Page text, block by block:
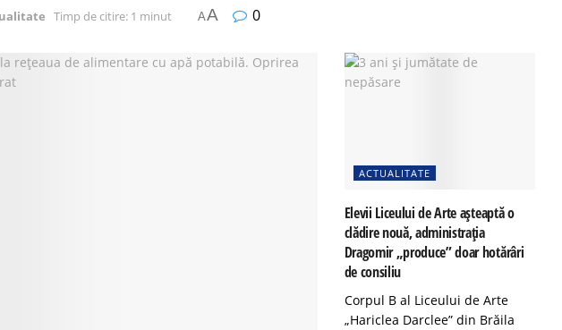
Timp de citire: 1 minut AA 0
ACTUALITATE
Elevii Liceului de Arte așteaptă o
clădire nouă, administrația
Dragomir „produce” doar hotărâri
de consiliu
Corpul B al Liceului de Arte
„Hariclea Darclee” din Brăila